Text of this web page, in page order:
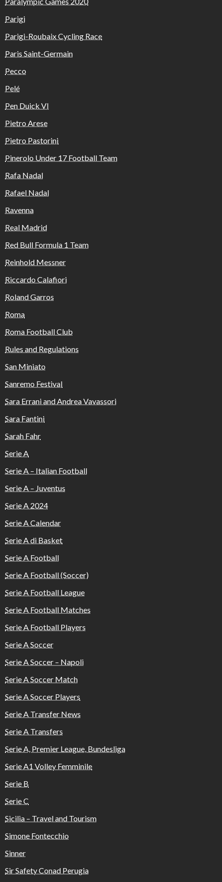
Parigi
Parigi-Roubaix Cycling Race
Paris Saint-Germain
Pecco
Pelé
Pen Duick VI
Pietro Arese
Pietro Pastorini
Pinerolo Under 17 Football Team
Rafa Nadal
Rafael Nadal
Ravenna
Real Madrid
Red Bull Formula 1 Team
Reinhold Messner
Riccardo Calafiori
Roland Garros
Roma
Roma Football Club
Rules and Regulations
San Miniato
Sanremo Festival
Sara Errani and Andrea Vavassori
Sara Fantini
Sarah Fahr
Serie A
Serie A – Italian Football
Serie A – Juventus
Serie A 2024
Serie A Calendar
Serie A di Basket
Serie A Football
Serie A Football (Soccer)
Serie A Football League
Serie A Football Matches
Serie A Football Players
Serie A Soccer
Serie A Soccer – Napoli
Serie A Soccer Match
Serie A Soccer Players
Serie A Transfer News
Serie A Transfers
Serie A, Premier League, Bundesliga
Serie A1 Volley Femminile
Serie B
Serie C
Sicilia – Travel and Tourism
Simone Fontecchio
Sinner
Sir Safety Conad Perugia